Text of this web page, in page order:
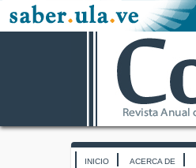
INICIO ACERCA DE